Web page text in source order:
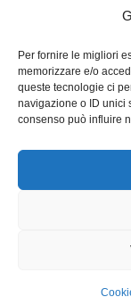
Per fornire le migliori
memorizzare e/o
queste tecnologie ci
navigazione o ID unici
consenso può influire
Segreteria
COME
Lo
creatività con